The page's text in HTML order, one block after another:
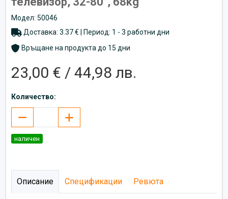
Модел: 50046
Доставка: 3.37 € | Период: 1 - 3 работни дни
Връщане на продукта до 15 дни
23,00 € / 44,98 лв.
Количество:
наличен
Описание Спецификации Ревюта